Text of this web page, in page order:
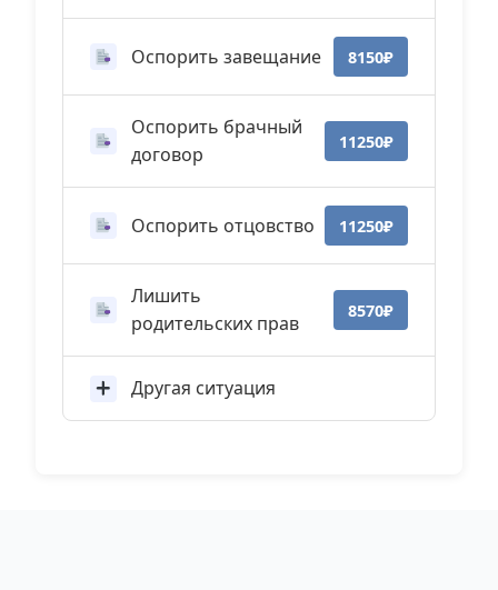
Оспорить завещание 8150₽
Оспорить брачный
договор
11250₽
Оспорить отцовство 11250₽
Лишить
родительских прав
8570₽
Другая ситуация